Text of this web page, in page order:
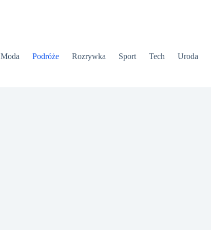
Moda Podróże Rozrywka Sport Tech Uroda